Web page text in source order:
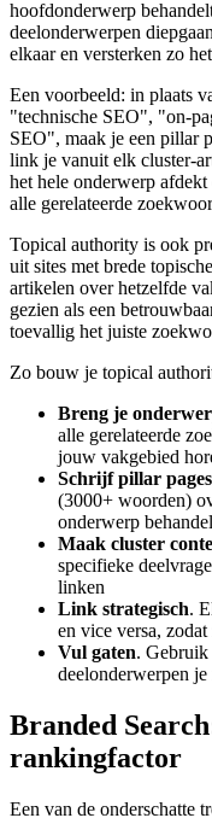
hoofdonderwerp
deelonderwerpen
elkaar en versterken zo
Een voorbeeld: in plaats
"technische SEO", "on-
SEO", maak je een pillar
link je vanuit elk cluster-
het hele onderwerp
alle gerelateerde
Topical authority is ook
uit sites met brede
artikelen over hetzelfde
gezien als een
toevallig het juiste
Zo bouw je topical
Breng je
alle gerelateerde
jouw vakgebied
Schrijf pillar pages
(3000+ woorden)
onderwerp
Maak cluster
specifieke
linken
Link strategisch.
en vice versa,
Vul gaten.
deelonderwerpen
Branded
rankingfactor
Een van de onderschatte